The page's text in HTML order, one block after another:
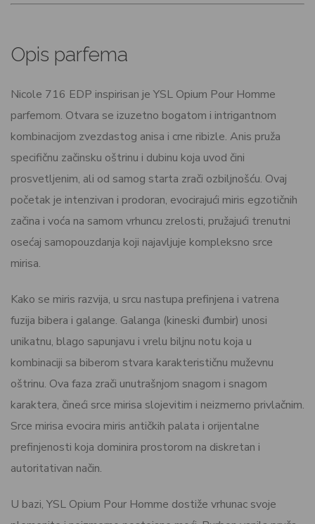
Opis parfema
Nicole 716 EDP inspirisan je YSL Opium Pour Homme
parfemom. Otvara se izuzetno bogatom i intrigantnom
kombinacijom zvezdastog anisa i crne ribizle. Anis pruža
specifičnu začinsku oštrinu i dubinu koja uvod čini
prosvetljenim, ali od samog starta zrači ozbiljnošću. Ovaj
početak je intenzivan i prodoran, evocirajući miris egzotičnih
začina i voća na samom vrhuncu zrelosti, pružajući trenutni
osećaj samopouzdanja koji najavljuje kompleksno srce
mirisa.
Kako se miris razvija, u srcu nastupa prefinjena i vatrena
fuzija bibera i galange. Galanga (kineski đumbir) unosi
unikatnu, blago sapunjavu i vrelu biljnu notu koja u
kombinaciji sa biberom stvara karakterističnu muževnu
oštrinu. Ova faza zrači unutrašnjom snagom i snagom
karaktera, čineći srce mirisa slojevitim i neizmerno privlačnim.
Srce mirisa evocira miris antičkih palata i orijentalne
prefinjenosti koja dominira prostorom na diskretan i
autoritativan način.
U bazi, YSL Opium Pour Homme dostiže vrhunac svoje